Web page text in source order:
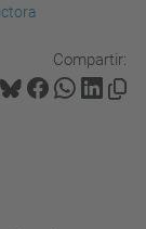
Compartir: